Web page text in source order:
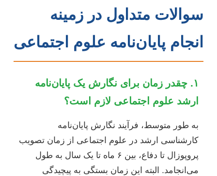
سوالات متداول در زمینه
انجام پایان‌نامه علوم اجتماعی
۱. چقدر زمان برای نگارش یک پایان‌نامه
ارشد علوم اجتماعی لازم است؟
به طور متوسط، فرآیند نگارش پایان‌نامه
کارشناسی ارشد در علوم اجتماعی از زمان تصویب
پروپوزال تا دفاع، بین ۶ ماه تا یک سال به طول
می‌انجامد. البته این زمان بستگی به پیچیدگی